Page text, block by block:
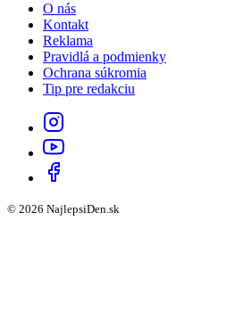
O nás
Kontakt
Reklama
Pravidlá a podmienky
Ochrana súkromia
Tip pre redakciu
© 2026 NajlepsiDen.sk